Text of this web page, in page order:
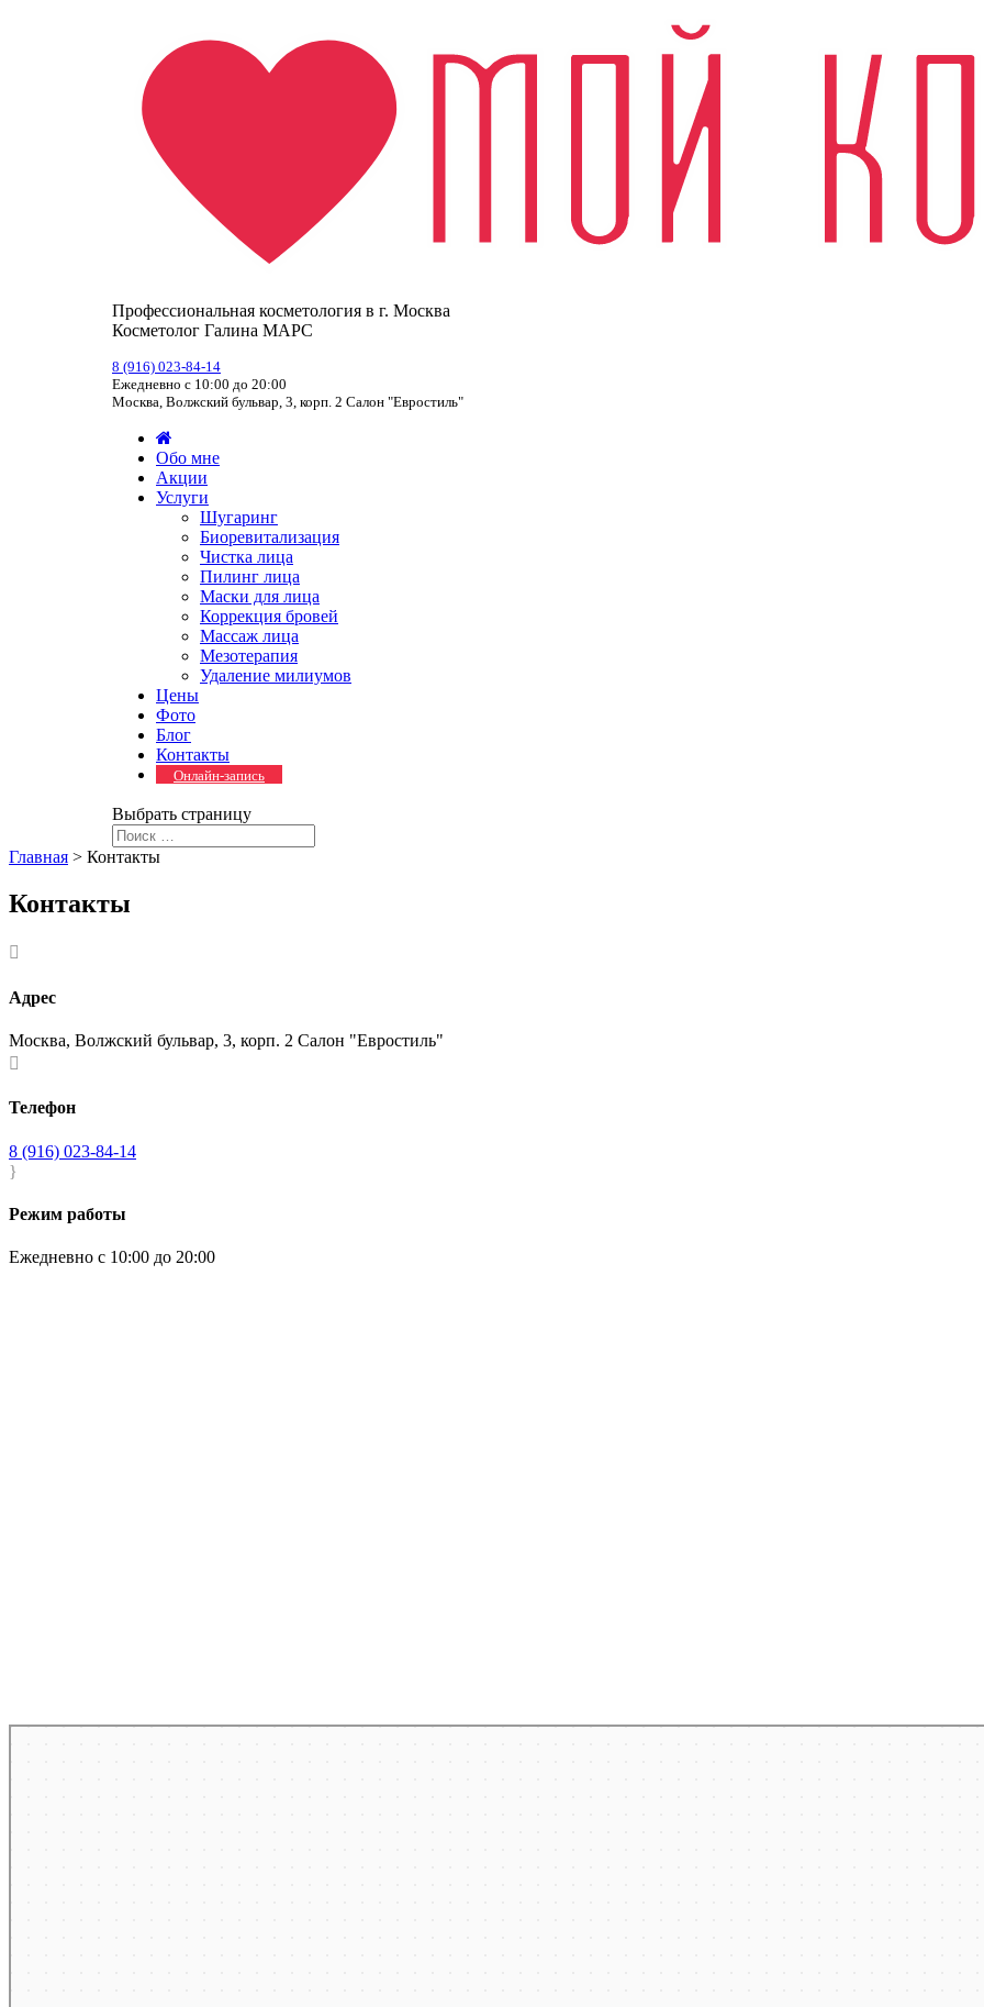
Профессиональная косметология в г. Москва
Косметолог Галина МАРС
8 (916) 023-84-14
Ежедневно с 10:00 до 20:00
Москва, Волжский бульвар, 3, корп. 2 Салон "Евростиль"
Обо мне
Акции
Услуги
Шугаринг
Биоревитализация
Чистка лица
Пилинг лица
Маски для лица
Коррекция бровей
Массаж лица
Мезотерапия
Удаление милиумов
Цены
Фото
Блог
Контакты
Онлайн-запись
Выбрать страницу
Главная > Контакты
Контакты

Адрес
Москва, Волжский бульвар, 3, корп. 2 Салон "Евростиль"

Телефон
8 (916) 023-84-14
}
Режим работы
Ежедневно с 10:00 до 20:00